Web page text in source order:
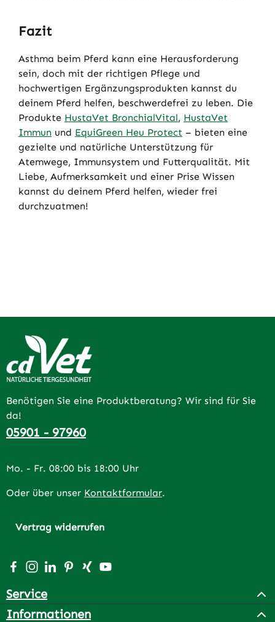
Fazit
Asthma beim Pferd kann eine Herausforderung
sein, doch mit der richtigen Pflege und
hochwertigen Ergänzungsprodukten kannst du
deinem Pferd helfen, beschwerdefrei zu leben. Die
Produkte HustaVet BronchialVital, HustaVet
Immun und EquiGreen Heu Protect – bieten eine
gezielte und natürliche Unterstützung für
Atemwege, Immunsystem und Futterqualität. Mit
Liebe, Aufmerksamkeit und einer Prise Wissen
kannst du deinem Pferd helfen, wieder frei
durchzuatmen!
Benötigen Sie eine Produktberatung? Wir sind für Sie
da!
05901 - 97960
Mo. - Fr. 08:00 bis 18:00 Uhr
Oder über unser Kontaktformular.
Vertrag widerrufen
Besuche uns auf Facebook – öffnet in neuem Tab
Schau auf Instagram vorbei – öffnet in neuem Tab
Vernetze dich mit uns auf LinkedIn – öffnet in
Lass dich auf Pinterest inspirieren – öffnet
Vernetze dich mit uns auf Xing – öffnet
Sieh dir unsere Videos auf YouTube
Service
Informationen